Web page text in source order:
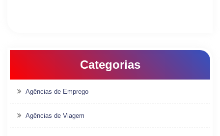
Categorias
Agências de Emprego
Agências de Viagem